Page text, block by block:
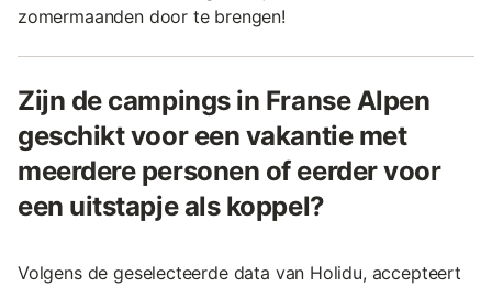
zomermaanden door te brengen!
Zijn de campings in Franse Alpen
geschikt voor een vakantie met
meerdere personen of eerder voor
een uitstapje als koppel?
Volgens de geselecteerde data van Holidu, accepteert